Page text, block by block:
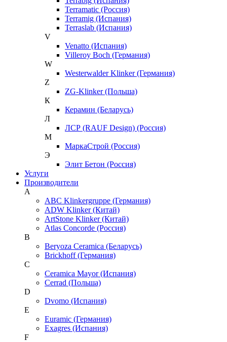
Terramatic (Россия)
Terramig (Испания)
Terraslab (Испания)
V
Venatto (Испания)
Villeroy Boch (Германия)
W
Westerwalder Klinker (Германия)
Z
ZG-Klinker (Польша)
К
Керамин (Беларусь)
Л
ЛСР (RAUF Design) (Россия)
М
МаркаСтрой (Россия)
Э
Элит Бетон (Россия)
Услуги
Производители
A
ABC Klinkergruppe (Германия)
ADW Klinker (Китай)
ArtStone Klinker (Китай)
Atlas Concorde (Россия)
B
Beryoza Ceramica (Беларусь)
Brickhoff (Германия)
C
Ceramica Mayor (Испания)
Cerrad (Польша)
D
Dvomo (Испания)
E
Euramic (Германия)
Exagres (Испания)
F